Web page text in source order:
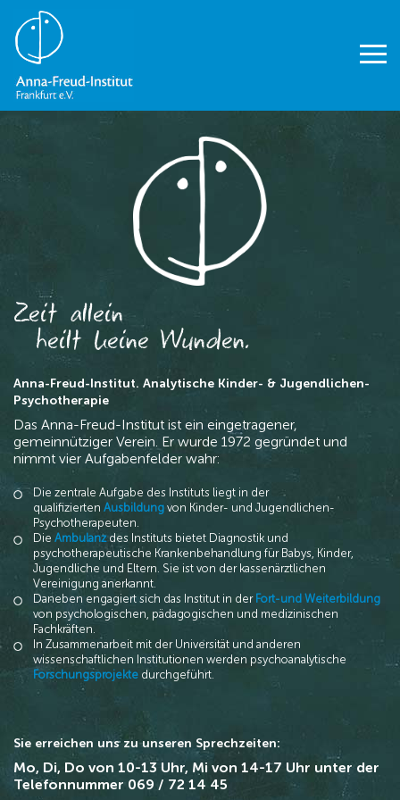
Zeit allein
heilt keine Wunden.
Anna-Freud-Institut. Analytische Kinder- & Jugendlichen-
Psychotherapie
Das Anna-Freud-Institut ist ein eingetragener,
gemeinnütziger Verein. Er wurde 1972 gegründet und
nimmt vier Aufgabenfelder wahr:
Die zentrale Aufgabe des Instituts liegt in der
qualifizierten Ausbildung von Kinder- und Jugendlichen-
Psychotherapeuten.
Die Ambulanzdes Instituts bietet Diagnostik und
psychotherapeutische Krankenbehandlung für Babys, Kinder,
Jugendliche und Eltern. Sie ist von der kassenärztlichen
Vereinigung anerkannt.
Daneben engagiert sich das Institut in der Fort-und Weiterbildung
von psychologischen, pädagogischen und medizinischen
Fachkräften.
In Zusammenarbeit mit der Universität und anderen
wissenschaftlichen Institutionen werden psychoanalytische
Forschungsprojekte durchgeführt.
Sie erreichen uns zu unseren Sprechzeiten:
Mo, Di, Do von 10-13 Uhr, Mi von 14-17 Uhr unter der
Telefonnummer 069 / 72 14 45